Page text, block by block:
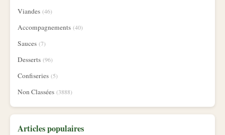
Viandes (46)
Accompagnements (40)
Sauces (7)
Desserts (96)
Confiseries (5)
Non Classées (3888)
Articles populaires